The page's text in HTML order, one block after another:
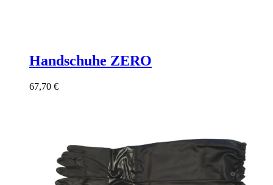
Handschuhe ZERO
67,70 €